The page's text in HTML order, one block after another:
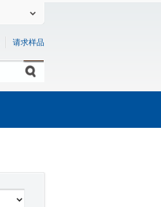
请求样品